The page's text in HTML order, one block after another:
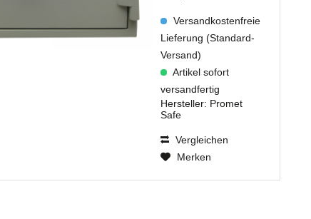
Versandkostenfreie
Lieferung (Standard-
Versand)
Artikel sofort
versandfertig
Hersteller: Promet
Safe
Vergleichen
Merken